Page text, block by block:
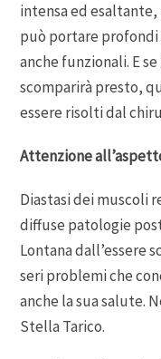
intensa ed
può portare
anche funzionali. E
scomparirà presto,
essere risolti dal
Attenzione
Diastasi dei muscoli
diffuse patologie
Lontana dall’essere
seri problemi che
anche la sua salute.
Stella Tarico.